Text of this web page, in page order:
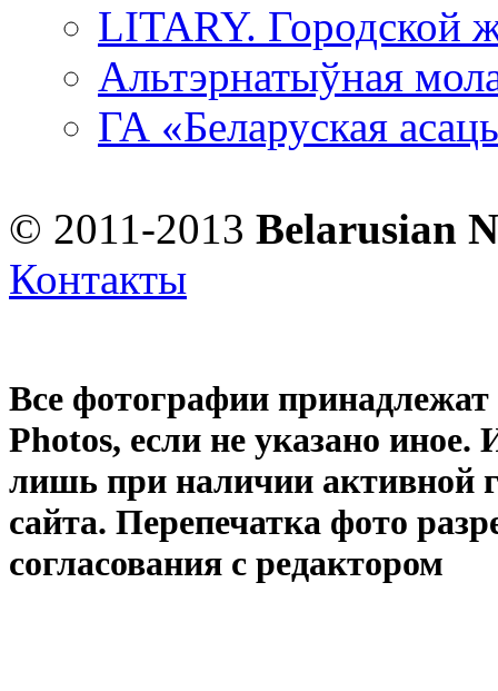
LITARY. Городской
Альтэрнатыўная
ГА «Беларуская
© 2011-2013 Belarusian
Контакты
Все фотографии
Photos, если не указано иное.
лишь при наличии активной
сайта. Перепечатка фото
согласования с редактором